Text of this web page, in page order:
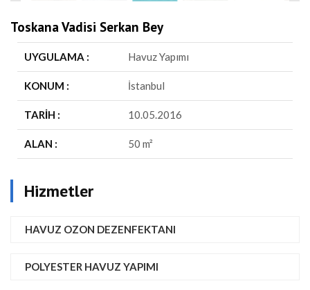
Hizmetler
HAVUZ OZON DEZENFEKTANI
POLYESTER HAVUZ YAPIMI
Toskana Vadisi Serkan Bey
UYGULAMA : Havuz Yapımı
KONUM : İstanbul
TARIH : 10.05.2016
ALAN : 50 m²